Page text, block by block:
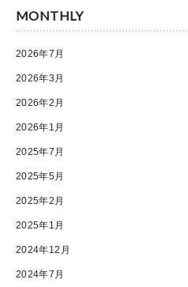
MONTHLY
2026年7月
2026年3月
2026年2月
2026年1月
2025年7月
2025年5月
2025年2月
2025年1月
2024年12月
2024年7月